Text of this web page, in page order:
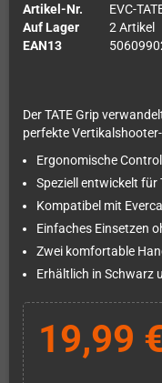
Artikel-Nr.
EVC-
Auf Lager
2 Artikel
EAN13
Der TATE Grip
perfekte
Ergonomische
Speziell entwickelt für
Kompatibel mit
Einfaches Einsetzen
Zwei komfortable
Erhältlich in Schwarz
19,99